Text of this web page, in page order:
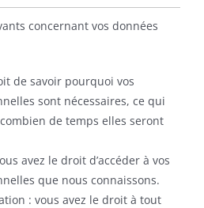
concernant vos données
de savoir pourquoi vos
sont nécessaires, ce qui
de temps elles seront
avez le droit d’accéder à vos
que nous connaissons.
: vous avez le droit à tout